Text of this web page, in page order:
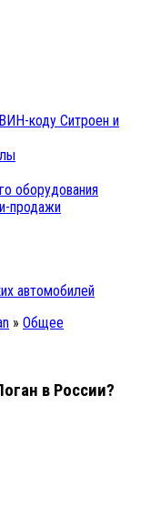
коду Ситроен и
оборудования
продажи
» Общее
в России?